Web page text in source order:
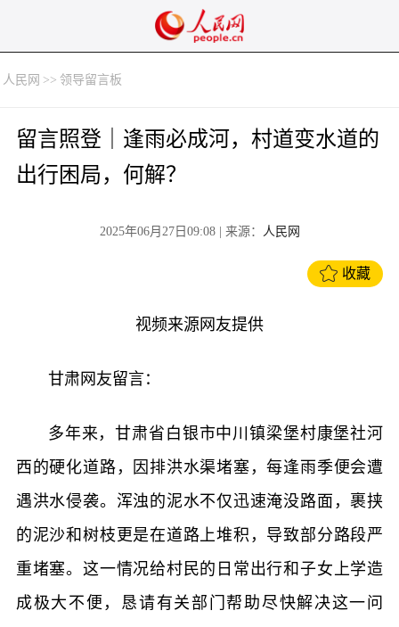
人民网 >> 领导留言板
留言照登｜逢雨必成河，村道变水道的
出行困局，何解？
2025年06月27日09:08| 来源： 人民网
收藏
视频来源网友提供
甘肃网友留言：
多年来，甘肃省白银市中川镇梁堡村康堡社河
西的硬化道路，因排洪水渠堵塞，每逢雨季便会遭
遇洪水侵袭。浑浊的泥水不仅迅速淹没路面，裹挟
的泥沙和树枝更是在道路上堆积，导致部分路段严
重堵塞。这一情况给村民的日常出行和子女上学造
成极大不便，恳请有关部门帮助尽快解决这一问